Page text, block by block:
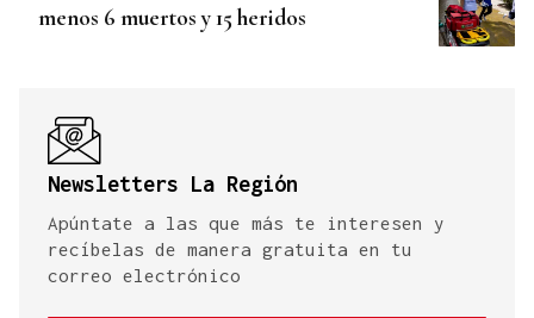
menos 6 muertos y 15 heridos
Newsletters La Región
Apúntate a las que más te interesen y
recíbelas de manera gratuita en tu
correo electrónico